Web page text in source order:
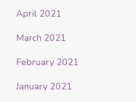
April 2021
March 2021
February 2021
January 2021